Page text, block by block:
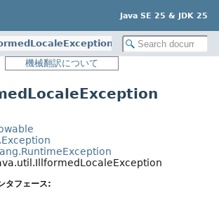
Java SE 25 & JDK 25
機械翻訳について
タフェース: